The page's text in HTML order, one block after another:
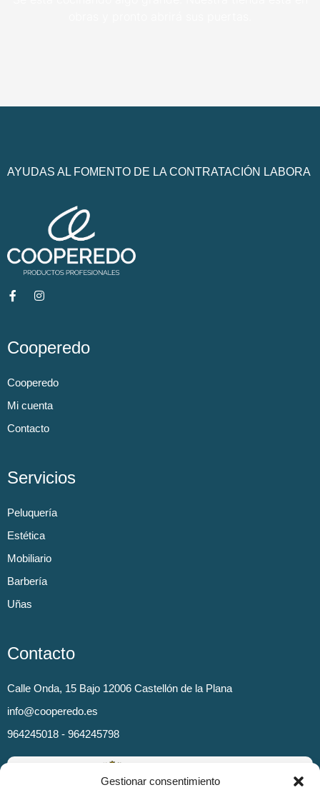
Gestionar consentimiento
AYUDAS AL FOMENTO DE LA CONTRATACIÓN LABORA
Cooperedo
Cooperedo
Mi cuenta
Contacto
Servicios
Peluquería
Estética
Mobiliario
Barbería
Uñas
Contacto
Calle Onda, 15 Bajo 12006 Castellón de la Plana
info@cooperedo.es
964245018 - 964245798